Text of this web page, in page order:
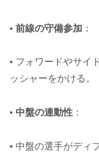
• 前線の守備参加 ：
• フォワードやサイ
ッシャーをかける。
• 中盤の連動性 ：
• 中盤の選手がディ